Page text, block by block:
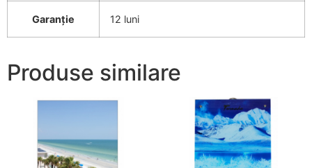
Garanţie 12 luni
Produse similare